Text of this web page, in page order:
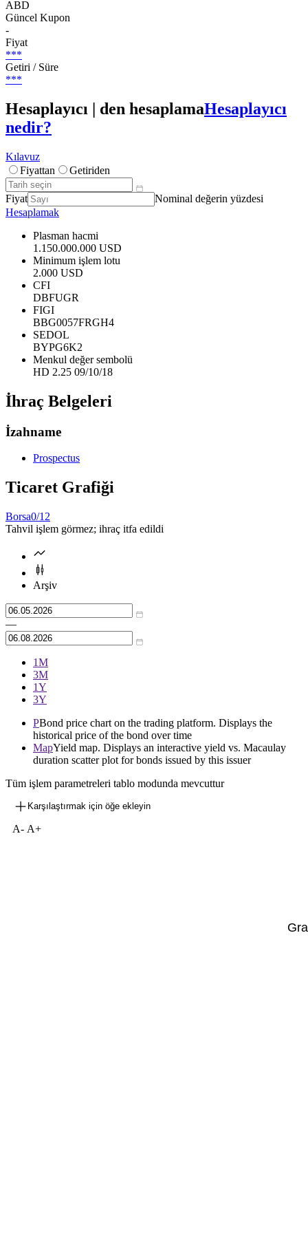
ABD
Güncel Kupon
-
Fiyat
***
Getiri / Süre
***
Hesaplayıcı | den hesaplamaHesaplayıcı
nedir?
Kılavuz
Fiyattan
Getiriden
Fiyat
Nominal değerin yüzdesi
Hesaplamak
Plasman hacmi
1.150.000.000 USD
Minimum işlem lotu
2.000 USD
CFI
DBFUGR
FIGI
BBG0057FRGH4
SEDOL
BYPG6K2
Menkul değer sembolü
HD 2.25 09/10/18
İhraç Belgeleri
İzahname
Prospectus
Ticaret Grafiği
Borsa0/12
Tahvil işlem görmez; ihraç itfa edildi
Arşiv
—
1М
3М
1Y
3Y
PBond price chart on the trading platform. Displays the
historical price of the bond over time
MapYield map. Displays an interactive yield vs. Macaulay
duration scatter plot for bonds issued by this issuer
Tüm işlem parametreleri tablo modunda mevcuttur
Karşılaştırmak için öğe ekleyin